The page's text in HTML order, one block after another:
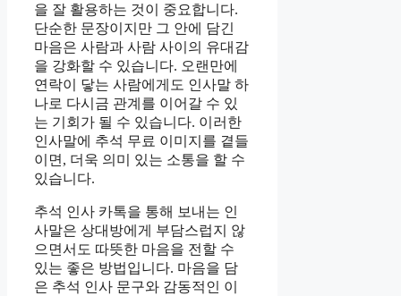
을 잘 활용하는 것이 중요합니다.
단순한 문장이지만 그 안에 담긴
마음은 사람과 사람 사이의 유대감
을 강화할 수 있습니다. 오랜만에
연락이 닿는 사람에게도 인사말 하
나로 다시금 관계를 이어갈 수 있
는 기회가 될 수 있습니다. 이러한
인사말에 추석 무료 이미지를 곁들
이면, 더욱 의미 있는 소통을 할 수
있습니다.
추석 인사 카톡을 통해 보내는 인
사말은 상대방에게 부담스럽지 않
으면서도 따뜻한 마음을 전할 수
있는 좋은 방법입니다. 마음을 담
은 추석 인사 문구와 감동적인 이